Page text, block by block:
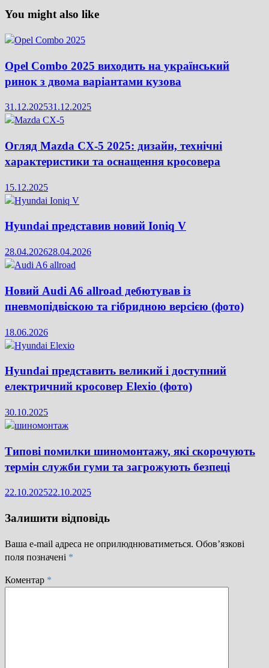
You might also like
Opel Combo 2025 виходить на український
ринок з двома варіантами кузова
31.12.202531.12.2025
Огляд Mazda CX-5 2025: дизайн, технічні
характеристики та оснащення кросовера
15.12.2025
Hyundai представив новий Ioniq V
28.04.202628.04.2026
Новий Audi A6 allroad дебютував із
пневмопідвіскою та гібридною версією (фото)
18.06.2026
Hyundai представить великий і доступний
електричний кросовер Elexio (фото)
30.10.2025
Типові помилки шиномонтажу, які скорочують
термін служби гуми та загрожують безпеці
22.10.202522.10.2025
Залишити відповідь
Ваша e-mail адреса не оприлюднюватиметься. Обов’язкові
поля позначені *
Коментар *